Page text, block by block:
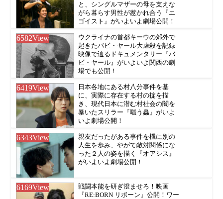
と、シングルマザーの母を支えな
がら暮らす男性が惹かれ合う『エ
ゴイスト』がいよいよ劇場公開！
6582View
ウクライナの首都キーウの郊外で
起きたバビ・ヤール大虐殺を記録
映像で辿るドキュメンタリー『バ
ビ・ヤール』がいよいよ関西の劇
場でも公開！
6419View
日本各地にある村八分事件を基
に、実際に存在する村の掟を描
き、現代日本に潜む村社会の闇を
暴いたスリラー『嗤う蟲』がいよ
いよ劇場公開！
6343View
親友だったがある事件を機に別の
人生を歩み、やがて敵対関係にな
った２人の姿を描く『オアシス』
がいよいよ劇場公開！
6169View
戦闘本能を研ぎ澄ませろ！映画
『RE:BORN リボーン』公開！ワー